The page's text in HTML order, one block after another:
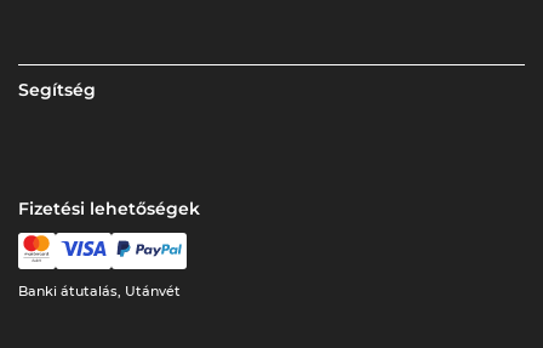
Segítség
Fizetési lehetőségek
Banki átutalás, Utánvét